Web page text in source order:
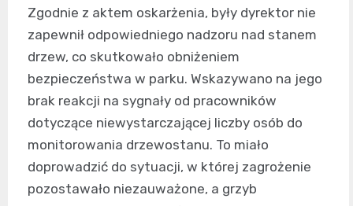
Zgodnie z aktem oskarżenia, były dyrektor nie
zapewnił odpowiedniego nadzoru nad stanem
drzew, co skutkowało obniżeniem
bezpieczeństwa w parku. Wskazywano na jego
brak reakcji na sygnały od pracowników
dotyczące niewystarczającej liczby osób do
monitorowania drzewostanu. To miało
doprowadzić do sytuacji, w której zagrożenie
pozostawało niezauważone, a grzyb